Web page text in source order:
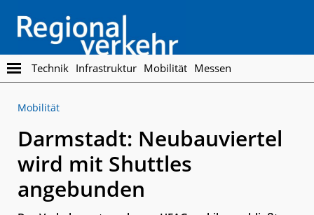
main
content
footer
Regionalverkehr
Die
Fachzeitschrift
den
Personennahverkehr
Technik Infrastruktur Mobilität Messen
Mobilität
Darmstadt: Neubauviertel
wird mit Shuttles
angebunden